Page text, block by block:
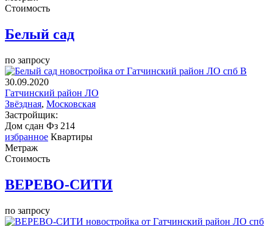
Стоимость
Белый сад
по запросу
30.09.2020
Гатчинский район ЛО
Звёздная, Московская
Застройщик:
Дом сдан Фз 214
В
избранное Квартиры
Метраж
Стоимость
ВЕРЕВО-СИТИ
по запросу